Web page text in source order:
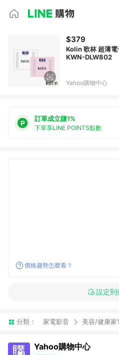
$379
Kolin 歌林 超薄
KWN-DLW802
Yahoo購物中心
訂單成立賺1%
下單享LINE POINTS點數
價格趨勢怎麼看？
設定到
分類： 家電影音 美容/健康家
Yahoo購物中心